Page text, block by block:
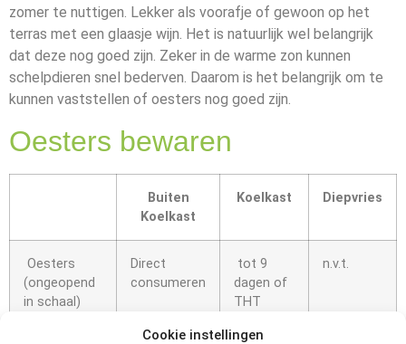
Cookie instellingen
zomer te nuttigen. Lekker als voorafje of gewoon op het
terras met een glaasje wijn. Het is natuurlijk wel belangrijk
dat deze nog goed zijn. Zeker in de warme zon kunnen
schelpdieren snel bederven. Daarom is het belangrijk om te
kunnen vaststellen of oesters nog goed zijn.
Oesters bewaren
Buiten
Koelkast
Koelkast Diepvries
Oesters
(ongeopend
in schaal)
Direct
consumeren
tot 9
dagen of
THT
n.v.t.